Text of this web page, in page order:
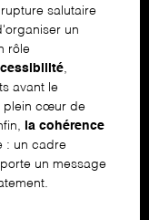
salutaire
un
rôle
,
avant le
plein cœur de
la cohérence
: un cadre
un message